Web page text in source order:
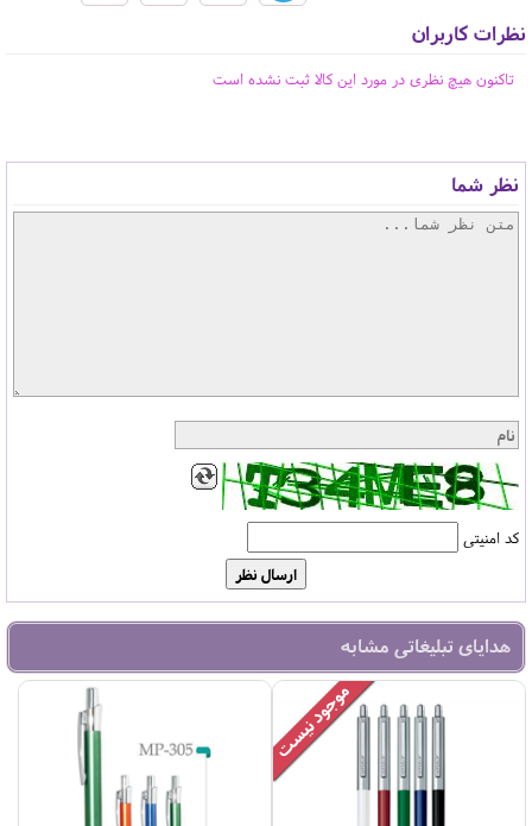
نظرات کاربران
تاکنون هیچ نظری در مورد این کالا ثبت نشده است
نظر شما
کد امنیتی
هدایای تبلیغاتی مشابه